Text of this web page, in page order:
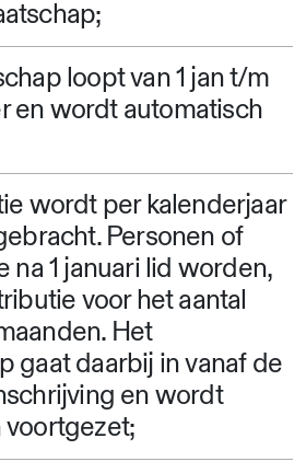
loopt van 1 jan t/m
en wordt automatisch
wordt per kalenderjaar
Personen of
na 1 januari lid worden,
voor het aantal
Het
gaat daarbij in vanaf de
en wordt